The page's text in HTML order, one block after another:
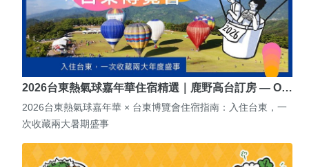
2026台東熱氣球嘉年華住宿精選｜鹿野高台訂房 — O…
2026台東熱氣球嘉年華 × 台東博覽會住宿指南：入住台東，一
次收藏兩大暑期盛事